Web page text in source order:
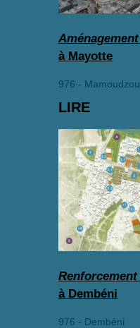
Aménagement
à Mayotte
976 - Mamoudzou
LIRE
Renforcement
à Dembéni
976 - Dembéni